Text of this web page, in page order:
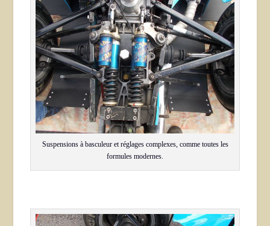
Suspensions à basculeur et réglages complexes, comme toutes les
formules modernes.